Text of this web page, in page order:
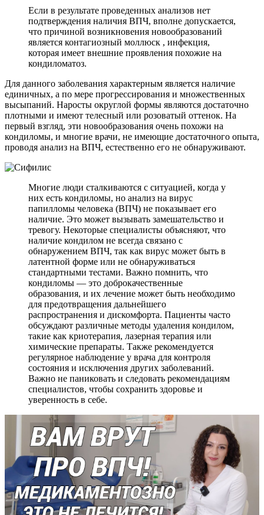
Если в результате проведенных анализов нет
подтверждения наличия ВПЧ, вполне допускается,
что причиной возникновения новообразований
является контагиозный моллюск , инфекция,
которая имеет внешние проявления похожие на
кондиломатоз.
Для данного заболевания характерным является наличие
единичных, а по мере прогрессирования и множественных
высыпаний. Наросты округлой формы являются достаточно
плотными и имеют телесный или розоватый оттенок. На
первый взгляд, эти новообразования очень похожи на
кондиломы, и многие врачи, не имеющие достаточного опыта,
проводя анализ на ВПЧ, естественно его не обнаруживают.
Многие люди сталкиваются с ситуацией, когда у
них есть кондиломы, но анализ на вирус
папилломы человека (ВПЧ) не показывает его
наличие. Это может вызывать замешательство и
тревогу. Некоторые специалисты объясняют, что
наличие кондилом не всегда связано с
обнаружением ВПЧ, так как вирус может быть в
латентной форме или не обнаруживаться
стандартными тестами. Важно помнить, что
кондиломы — это доброкачественные
образования, и их лечение может быть необходимо
для предотвращения дальнейшего
распространения и дискомфорта. Пациенты часто
обсуждают различные методы удаления кондилом,
такие как криотерапия, лазерная терапия или
химические препараты. Также рекомендуется
регулярное наблюдение у врача для контроля
состояния и исключения других заболеваний.
Важно не паниковать и следовать рекомендациям
специалистов, чтобы сохранить здоровье и
уверенность в себе.